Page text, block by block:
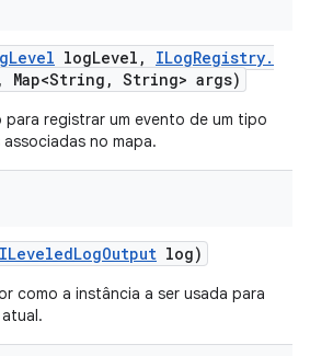
Level logLevel , ILogRegistry.
, Map<String , String> args)
para registrar um evento de um tipo
no mapa.
ILeveledLogOutput log)
como a instância a ser usada para